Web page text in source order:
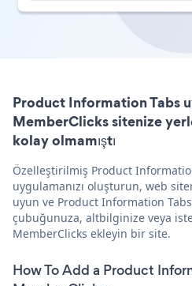
Product Information Tabs
MemberClicks sitenize
kolay olmamıştı
Özelleştirilmiş Product
uygulamanızı oluşturun, web
uyun ve Product Information
çubuğunuza, altbilginize veya
MemberClicks ekleyin bir site.
How To Add a Product